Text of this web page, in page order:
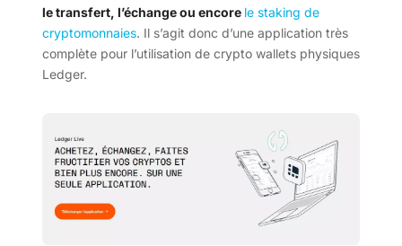
le transfert, l’échange ou encore le staking de
cryptomonnaies. Il s’agit donc d’une application très
complète pour l’utilisation de crypto wallets physiques
Ledger.